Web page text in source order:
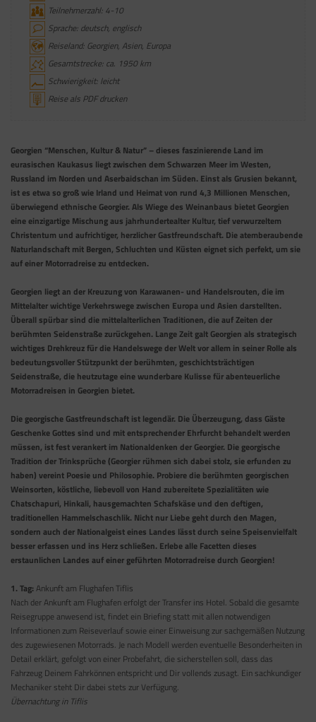
Teilnehmerzahl: 4-10
Sprache: deutsch, englisch
Reiseland: Georgien, Asien, Europa
Gesamtstrecke: ca. 1950 km
Schwierigkeit: leicht
Reise als PDF drucken
Georgien “Menschen, Kultur & Natur” – dieses faszinierende Land im
eurasischen Kaukasus liegt zwischen dem Schwarzen Meer im Westen,
Russland im Norden und Aserbaidschan im Süden. Einst als Grusien bekannt,
ist es etwa so groß wie Irland und Heimat von rund 4,3 Millionen Menschen,
überwiegend ethnische Georgier. Als Wiege des Weinanbaus bietet Georgien
eine einzigartige Mischung aus jahrhundertealter Kultur, tief verwurzeltem
Christentum und aufrichtiger, herzlicher Gastfreundschaft. Die atemberaubende
Naturlandschaft mit Bergen, Schluchten und Küsten eignet sich perfekt, um sie
auf einer Motorradreise zu entdecken.
Georgien liegt an der Kreuzung von Karawanen- und Handelsrouten, die im
Mittelalter wichtige Verkehrswege zwischen Europa und Asien darstellten.
Überall spürbar sind die mittelalterlichen Traditionen, die auf Zeiten der
berühmten Seidenstraße zurückgehen. Lange Zeit galt Georgien als strategisch
wichtiges Drehkreuz für die Handelswege der Welt vor allem in seiner Rolle als
bedeutungsvoller Stützpunkt der berühmten, geschichtsträchtigen
Seidenstraße, die heutzutage eine wunderbare Kulisse für abenteuerliche
Motorradreisen in Georgien bietet.
Die georgische Gastfreundschaft ist legendär. Die Überzeugung, dass Gäste
Geschenke Gottes sind und mit entsprechender Ehrfurcht behandelt werden
müssen, ist fest verankert im Nationaldenken der Georgier. Die georgische
Tradition der Trinksprüche (Georgier rühmen sich dabei stolz, sie erfunden zu
haben) vereint Poesie und Philosophie. Probiere die berühmten georgischen
Weinsorten, köstliche, liebevoll von Hand zubereitete Spezialitäten wie
Chatschapuri, Hinkali, hausgemachten Schafskäse und den deftigen,
traditionellen Hammelschaschlik. Nicht nur Liebe geht durch den Magen,
sondern auch der Nationalgeist eines Landes lässt durch seine Speisenvielfalt
besser erfassen und ins Herz schließen. Erlebe alle Facetten dieses
erstaunlichen Landes auf einer geführten Motorradreise durch Georgien!
1. Tag: Ankunft am Flughafen Tiflis
Nach der Ankunft am Flughafen erfolgt der Transfer ins Hotel. Sobald die gesamte
Reisegruppe anwesend ist, findet ein Briefing statt mit allen notwendigen
Informationen zum Reiseverlauf sowie einer Einweisung zur sachgemäßen Nutzung
des zugewiesenen Motorrads. Je nach Modell werden eventuelle Besonderheiten in
Detail erklärt, gefolgt von einer Probefahrt, die sicherstellen soll, dass das
Fahrzeug Deinem Fahrkönnen entspricht und Dir vollends zusagt. Ein sachkundiger
Mechaniker steht Dir dabei stets zur Verfügung.
Übernachtung in Tiflis